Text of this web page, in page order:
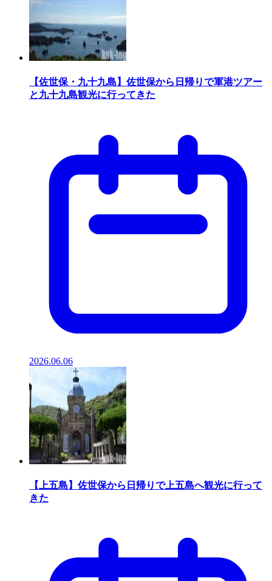
【佐世保・九十九島】佐世保から日帰りで軍港ツアー
と九十九島観光に行ってきた
2026.06.06
【上五島】佐世保から日帰りで上五島へ観光に行って
きた